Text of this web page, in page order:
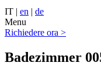
IT | en | de
Menu
Richiedere ora >
Badezimmer